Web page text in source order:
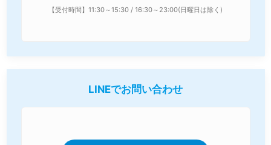
【受付時間】11:30～15:30 / 16:30～23:00(日曜日は除く)
LINEでお問い合わせ